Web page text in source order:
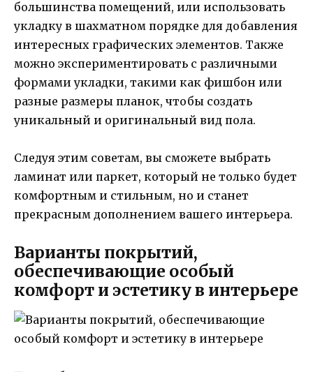
большинства помещений, или использовать
укладку в шахматном порядке для добавления
интересных графических элементов. Также
можно экспериментировать с различными
формами укладки, такими как фишбон или
разные размеры планок, чтобы создать
уникальный и оригинальный вид пола.
Следуя этим советам, вы сможете выбрать
ламинат или паркет, который не только будет
комфортным и стильным, но и станет
прекрасным дополнением вашего интерьера.
Варианты покрытий,
обеспечивающие особый
комфорт и эстетику в интерьере